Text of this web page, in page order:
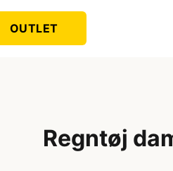
OUTLET
Regntøj